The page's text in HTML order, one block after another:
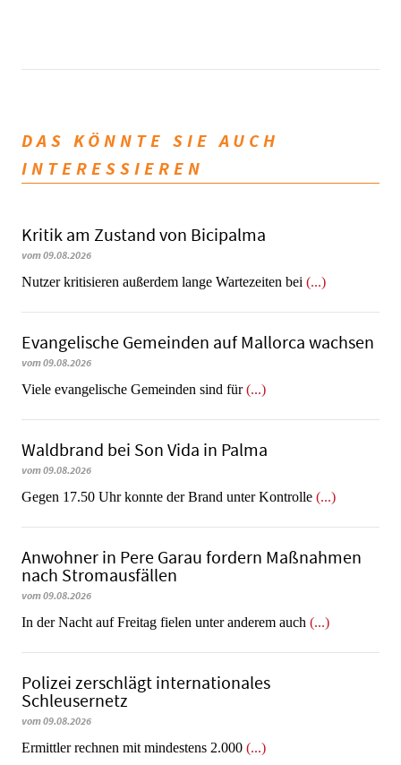
DAS KÖNNTE SIE AUCH
INTERESSIEREN
Kritik am Zustand von Bicipalma
vom 09.08.2026
Nutzer kritisieren außerdem lange Wartezeiten bei (...)
Evangelische Gemeinden auf Mallorca wachsen
vom 09.08.2026
Viele evangelische Gemeinden sind für(...)
Waldbrand bei Son Vida in Palma
vom 09.08.2026
Gegen 17.50 Uhr konnte der Brand unter Kontrolle (...)
Anwohner in Pere Garau fordern Maßnahmen
nach Stromausfällen
vom 09.08.2026
In der Nacht auf Freitag fielen unter anderem auch (...)
Polizei zerschlägt internationales
Schleusernetz
vom 09.08.2026
Ermittler rechnen mit mindestens 2.000 (...)